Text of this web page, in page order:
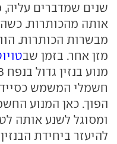
שנים שמדברים עליה,
אותה מהכותרות.
מבשרות הכותרות.
מזן אחר. בזמן שב
חשמלי המשמש
הפוך. כאן המנוע
להיעזר ביחידת